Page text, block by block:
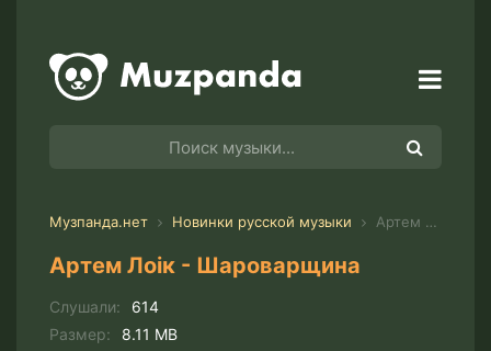
Музпанда.нет Новинки русской музыки Артем Лоік - Шароварщина
Артем Лоік - Шароварщина
Слушали:
614
Размер:
8.11 MB